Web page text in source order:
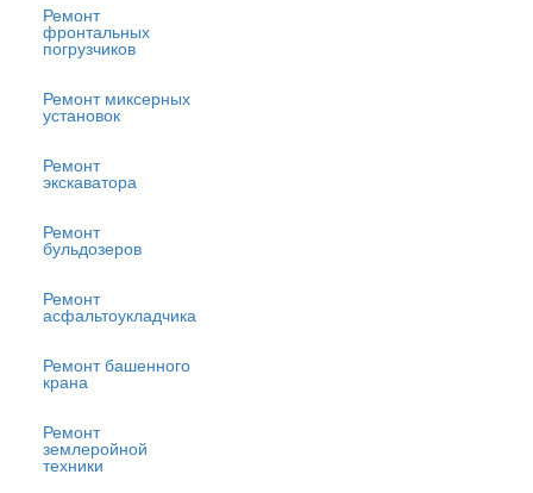
Ремонт
фронтальных
погрузчиков
Ремонт миксерных
установок
Ремонт
экскаватора
Ремонт
бульдозеров
Ремонт
асфальтоукладчика
Ремонт башенного
крана
Ремонт
землеройной
техники